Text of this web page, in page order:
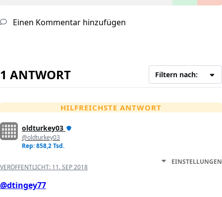
Einen Kommentar hinzufügen
1 ANTWORT Filtern nach:
HILFREICHSTE ANTWORT
oldturkey03
@oldturkey03
Rep: 858,2 Tsd.
VERÖFFENTLICHT: 11. SEP 2018
EINSTELLUNGEN
@dtingey77